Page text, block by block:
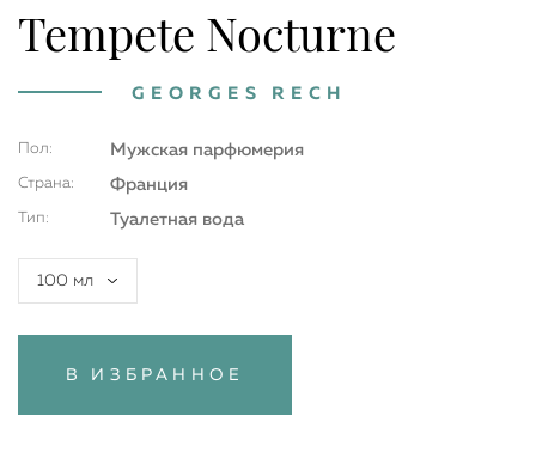
Tempete Nocturne
GEORGES RECH
Пол: Мужская парфюмерия
Страна: Франция
Тип: Туалетная вода
100 мл
В ИЗБРАННОЕ